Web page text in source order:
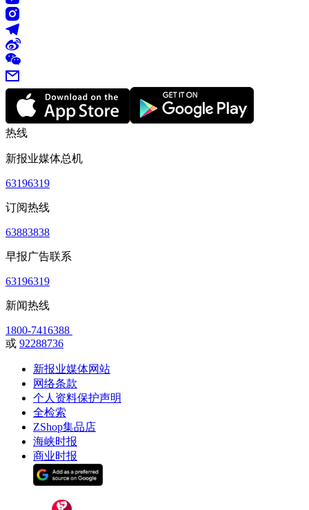
热线
新报业媒体总机
63196319
订阅热线
63883838
早报广告联系
63196319
新闻热线
1800-7416388
或 92288736
新报业媒体网站
网络条款
个人资料保护声明
全检索
ZShop集品店
海峡时报
商业时报